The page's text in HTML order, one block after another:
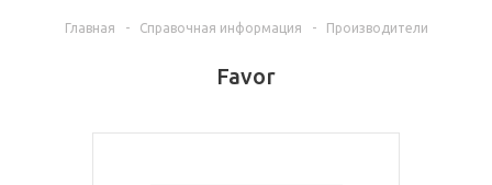
Главная - Справочная информация - Производители
Favor